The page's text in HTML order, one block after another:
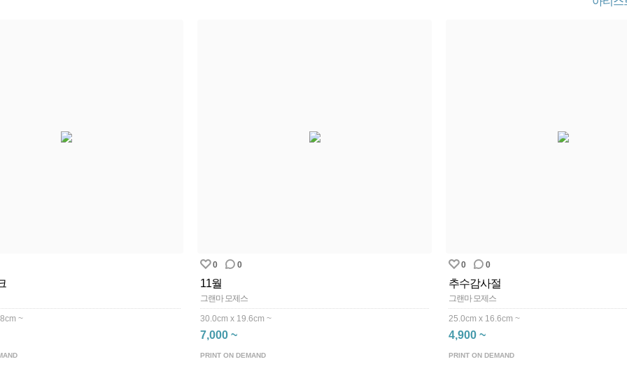
~
0 0
11월
그랜마 모제스
30.0cm x 19.6cm ~
7,000 ~
PRINT ON DEMAND
0 0
추수감사절
그랜마 모제스
25.0cm x 16.6cm ~
4,900 ~
PRINT ON DEMAND